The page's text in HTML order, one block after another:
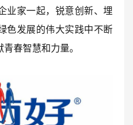
业家一起，锐意创新、埋
色发展的伟大实践中不断
春智慧和力量。